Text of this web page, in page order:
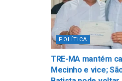
POLÍTICA
TRE-MA mantém
Mecinho e vice;